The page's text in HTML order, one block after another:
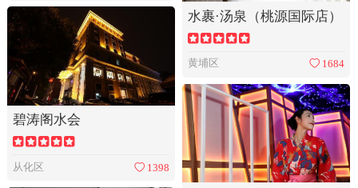
水裹·汤泉（桃源国际店）
黄埔区 1684
碧涛阁水会
从化区 1398